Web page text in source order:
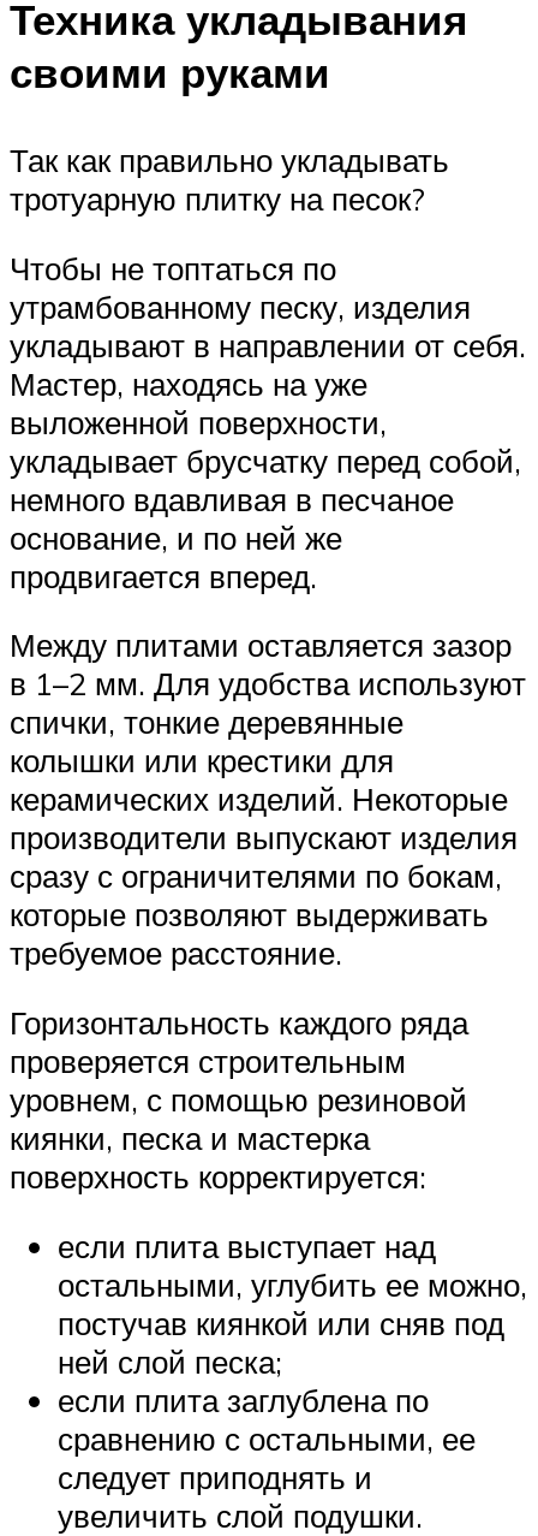
Техника укладывания
своими руками
Так как правильно укладывать
тротуарную плитку на песок?
Чтобы не топтаться по
утрамбованному песку, изделия
укладывают в направлении от себя.
Мастер, находясь на уже
выложенной поверхности,
укладывает брусчатку перед собой,
немного вдавливая в песчаное
основание, и по ней же
продвигается вперед.
Между плитами оставляется зазор
в 1–2 мм. Для удобства используют
спички, тонкие деревянные
колышки или крестики для
керамических изделий. Некоторые
производители выпускают изделия
сразу с ограничителями по бокам,
которые позволяют выдерживать
требуемое расстояние.
Горизонтальность каждого ряда
проверяется строительным
уровнем, с помощью резиновой
киянки, песка и мастерка
поверхность корректируется:
если плита выступает над
остальными, углубить ее можно,
постучав киянкой или сняв под
ней слой песка;
если плита заглублена по
сравнению с остальными, ее
следует приподнять и
увеличить слой подушки.